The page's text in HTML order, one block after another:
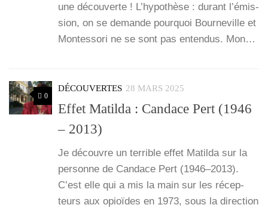
une décou­verte ! L’hy­po­thèse : durant l’é­mis­
sion, on se demande pour­quoi Bour­ne­ville et
Mon­tes­so­ri ne se sont pas enten­dus. Mon…
0
DÉCOUVERTES 28 MARS 2025
Effet Matilda : Candace Pert (1946
– 2013)
Je découvre un ter­rible effet Matil­da sur la
per­sonne de Can­dace Pert (1946–2013).
C’est elle qui a mis la main sur les récep­
teurs aux opioïdes en 1973, sous la direc­tion